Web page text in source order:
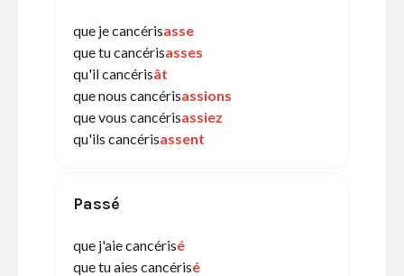
que je cancérisasse
que tu cancérisasses
qu'il cancérisât
que nous cancérisassions
que vous cancérisassiez
qu'ils cancérisassent
Passé
que j'aie cancérisé
que tu aies cancérisé